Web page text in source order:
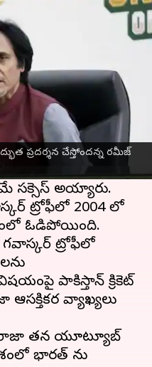
ప్రదర్శన చేస్తోందన్న రమీజ్
12:49 pm
విదేశీ టీమ్ లకు
ఓడించాలని దిగ్గజ
కన్నారు. కానీ
సక్సెస్ అయ్యారు.
ట్రోఫీలో 2004 లో
ఓడిపోయింది.
గవాస్కర్ ట్రోఫీలో
పాకిస్తాన్ క్రికెట్
వ్యాఖ్యలు
రాజా తన యూట్యూబ్
భారత్ ను